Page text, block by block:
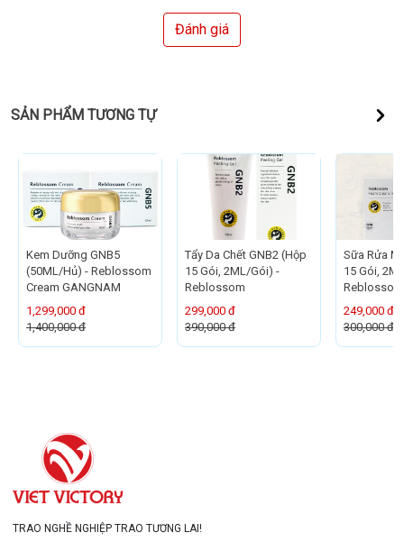
Đánh giá
SẢN PHẨM TƯƠNG TỰ
Kem Dưỡng GNB5
(50ML/Hủ) - Reblossom
Cream GANGNAM
1,299,000 đ
1,400,000 đ
Tẩy Da Chết GNB2 (Hộp
15 Gói, 2ML/Gói) -
Reblossom
299,000 đ
390,000 đ
Sữa Rửa
15 Gói,
Reblossom
249,000 đ
300,000 đ
TRAO NGHỀ NGHIỆP TRAO TƯƠNG LAI!